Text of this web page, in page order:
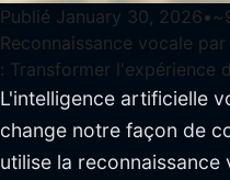
Publié January 30, 2026• ~
Reconnaissance vocale
: Transformer l'expérience
L'intelligence artificielle
change notre façon de
utilise la